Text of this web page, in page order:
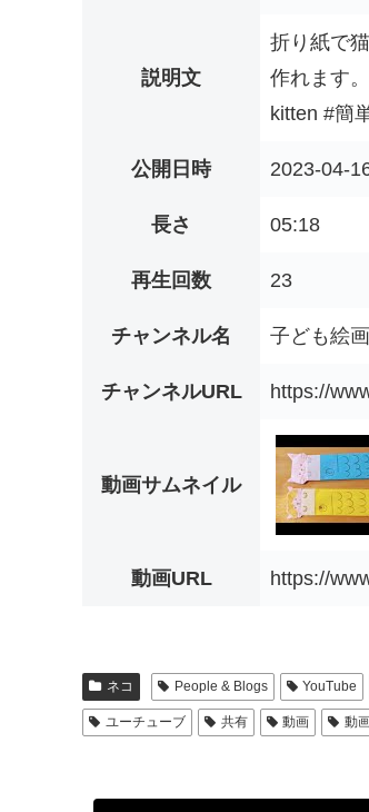
説明文
折り紙で
作れます
kitten #簡
公開日時 2023-04-
長さ 05:18
再生回数 23
チャンネル名 子ども絵
チャンネルURL https://
動画サムネイル
動画URL https://
ネコ People & Blogs YouTube
ユーチューブ 共有 動画 動